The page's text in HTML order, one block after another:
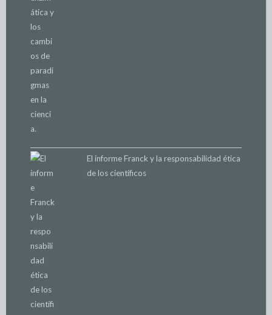
El informe Franck y la responsabilidad ética
de los científicos